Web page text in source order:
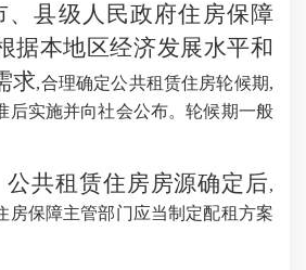
、县级人民政府住房保障
据本地区经济发展水平和
求,合理确定公共租赁住房轮候期,
后实施并向社会公布。轮候期一般
共租赁住房房源确定后,
房保障主管部门应当制定配租方案